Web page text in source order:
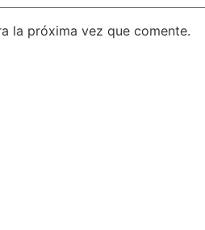
la próxima vez que comente.